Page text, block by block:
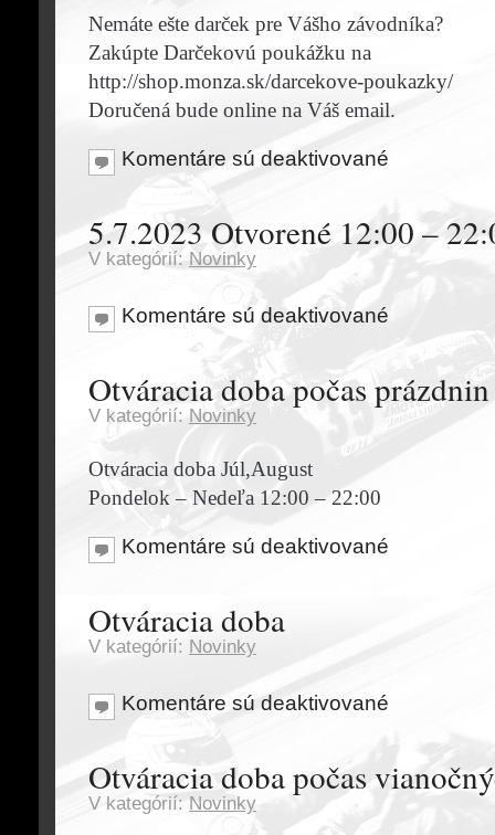
Nemáte ešte darček pre Vášho závodníka?
Zakúpte Darčekovú poukážku na
http://shop.monza.sk/darcekove-poukazky/
Doručená bude online na Váš email.
Komentáre sú deaktivované
5.7.2023 Otvorené 12:00 –
V kategórií: Novinky
Komentáre sú deaktivované
Otváracia doba počas prázdnin
V kategórií: Novinky
Otváracia doba Júl,August
Pondelok – Nedeľa 12:00 – 22:00
Komentáre sú deaktivované
Otváracia doba
V kategórií: Novinky
Komentáre sú deaktivované
Otváracia doba počas
V kategórií: Novinky